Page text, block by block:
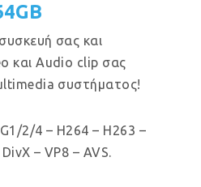
σας και
και Audio clip σας
συστήματος!
2/4 – H264 – H263 –
– VP8 – AVS.